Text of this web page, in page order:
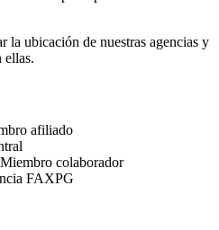
la ubicación de nuestras agencias y
ellas.
afiliado
colaborador
FAXPG